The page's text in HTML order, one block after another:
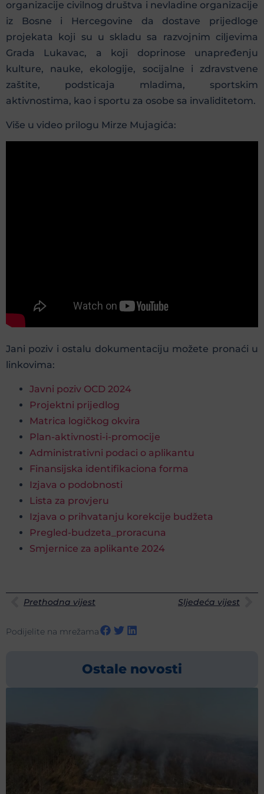
organizacije civilnog društva i nevladine organizacije
iz Bosne i Hercegovine da dostave prijedloge
projekata koji su u skladu sa razvojnim ciljevima
Grada Lukavac, a koji doprinose unapređenju
kulture, nauke, ekologije, socijalne i zdravstvene
zaštite, podsticaja mladima, sportskim
aktivnostima, kao i sportu za osobe sa invaliditetom.
Više u video prilogu Mirze Mujagića:
Jani poziv i ostalu dokumentaciju možete pronaći u
linkovima:
Javni poziv OCD 2024
Projektni prijedlog
Matrica logičkog okvira
Plan-aktivnosti-i-promocije
Administrativni podaci o aplikantu
Finansijska identifikaciona forma
Izjava o podobnosti
Lista za provjeru
Izjava o prihvatanju korekcije budžeta
Pregled-budzeta_proracuna
Smjernice za aplikante 2024
Prethodna vijest Sljedeća vijest
Podijelite na mrežama
Ostale novosti